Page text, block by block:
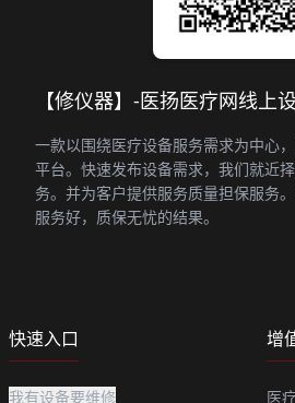
【修仪器】-医扬医疗网线上
一款以围绕医疗设备服务需求为中心
平台。快速发布设备需求，我们就近
务。并为客户提供服务质量担保服务
服务好，质保无忧的结果。
快速入口
我有设备要维修
增
医